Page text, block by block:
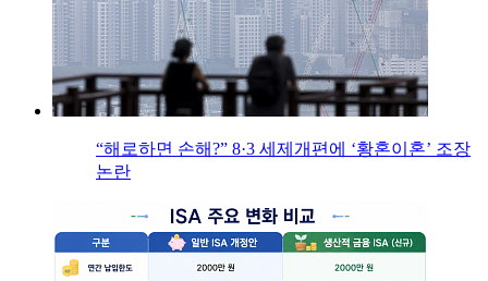
“해로하면 손해?” 8·3 세제개편에 ‘황혼이혼’ 조장
논란